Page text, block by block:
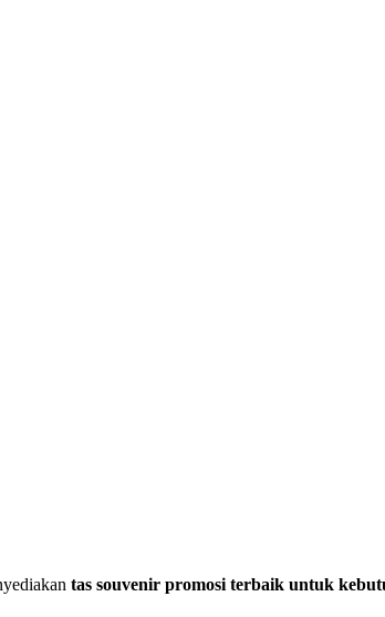
tas souvenir promosi terbaik untuk